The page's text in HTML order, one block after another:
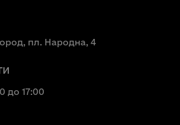
пл. Народна, 4
до 17:00